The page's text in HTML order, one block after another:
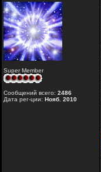
Super Member
Сообщений всего: 2486
Дата рег-ции: Нояб. 2010